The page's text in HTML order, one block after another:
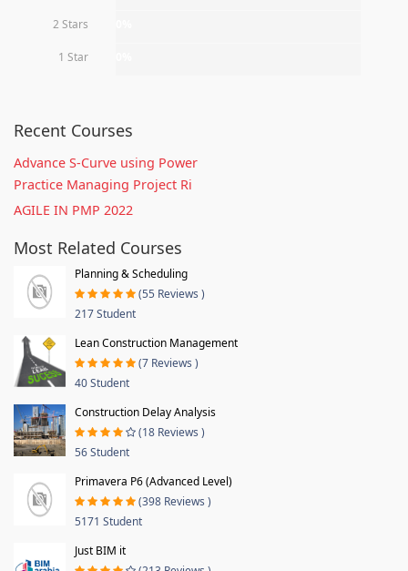
2 Stars
1 Star
Recent Courses
Advance S-Curve using Power
Practice Managing Project Ri
AGILE IN PMP 2022
Most Related Courses
Planning & Scheduling
(55 Reviews )
217 Student
Lean Construction Management
(7 Reviews )
40 Student
Construction Delay Analysis
(18 Reviews )
56 Student
Primavera P6 (Advanced Level)
(398 Reviews )
5171 Student
Just BIM it